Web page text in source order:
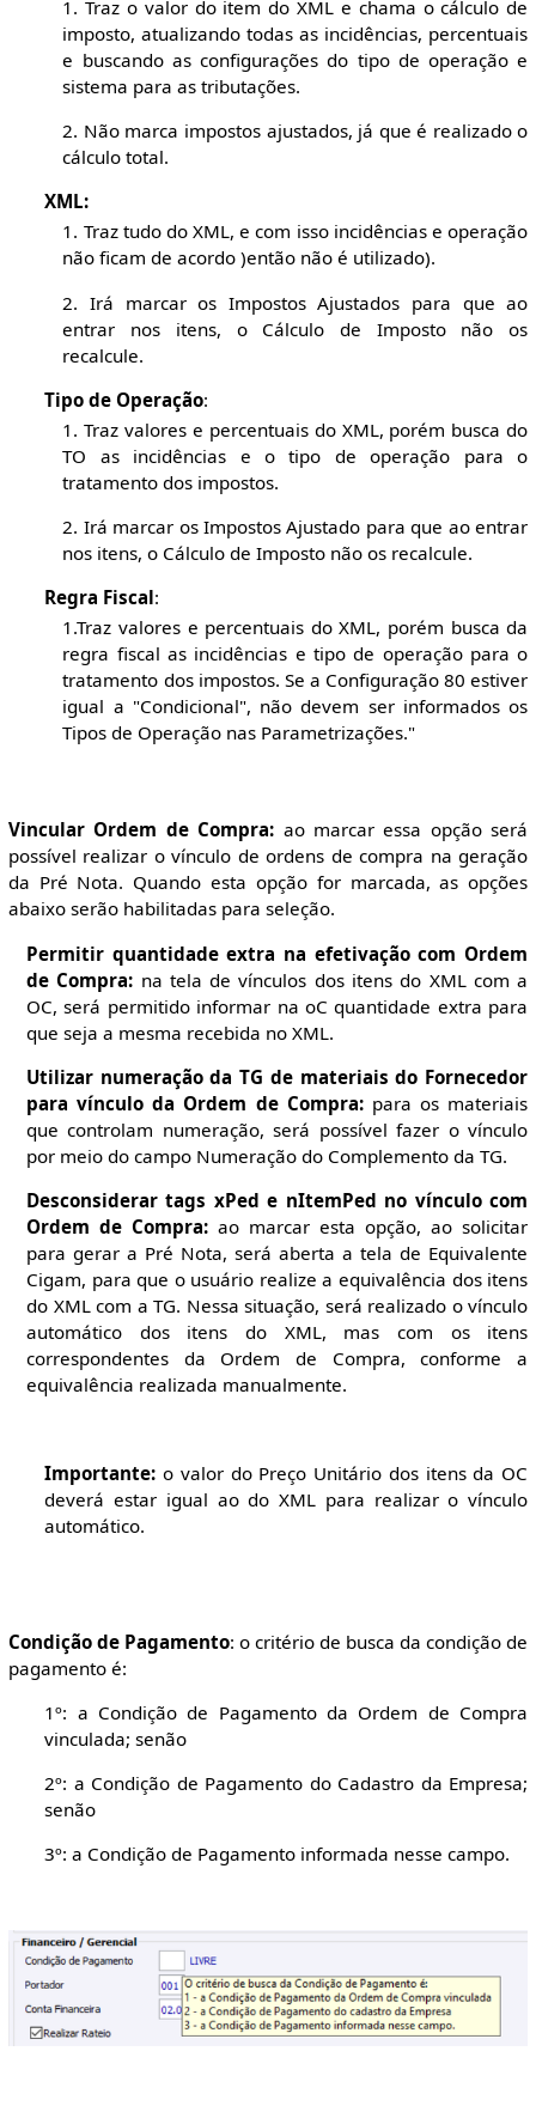
1. Traz o valor do item do XML e chama o cálculo de
imposto, atualizando todas as incidências, percentuais
e buscando as configurações do tipo de operação e
sistema para as tributações.
2. Não marca impostos ajustados, já que é realizado o
cálculo total.
XML:
1. Traz tudo do XML, e com isso incidências e operação
não ficam de acordo )então não é utilizado).
2. Irá marcar os Impostos Ajustados para que ao
entrar nos itens, o Cálculo de Imposto não os
recalcule.
Tipo de Operação:
1. Traz valores e percentuais do XML, porém busca do
TO as incidências e o tipo de operação para o
tratamento dos impostos.
2. Irá marcar os Impostos Ajustado para que ao entrar
nos itens, o Cálculo de Imposto não os recalcule.
Regra Fiscal:
1.Traz valores e percentuais do XML, porém busca da
regra fiscal as incidências e tipo de operação para o
tratamento dos impostos. Se a Configuração 80 estiver
igual a "Condicional", não devem ser informados os
Tipos de Operação nas Parametrizações."
Vincular Ordem de Compra: ao marcar essa opção será
possível realizar o vínculo de ordens de compra na geração
da Pré Nota. Quando esta opção for marcada, as opções
abaixo serão habilitadas para seleção.
Permitir quantidade extra na efetivação com Ordem
de Compra: na tela de vínculos dos itens do XML com a
OC, será permitido informar na oC quantidade extra para
que seja a mesma recebida no XML.
Utilizar numeração da TG de materiais do Fornecedor
para vínculo da Ordem de Compra:para os materiais
que controlam numeração, será possível fazer o vínculo
por meio do campo Numeração do Complemento da TG.
Desconsiderar tags xPed e nItemPed no vínculo com
Ordem de Compra: ao marcar esta opção, ao solicitar
para gerar a Pré Nota, será aberta a tela de Equivalente
Cigam, para que o usuário realize a equivalência dos itens
do XML com a TG. Nessa situação, será realizado o vínculo
automático dos itens do XML, mas com os itens
correspondentes da Ordem de Compra, conforme a
equivalência realizada manualmente.
Importante: o valor do Preço Unitário dos itens da OC
deverá estar igual ao do XML para realizar o vínculo
automático.
Condição de Pagamento: o critério de busca da condição de
pagamento é:
1º: a Condição de Pagamento da Ordem de Compra
vinculada; senão
2º: a Condição de Pagamento do Cadastro da Empresa;
senão
3º: a Condição de Pagamento informada nesse campo.